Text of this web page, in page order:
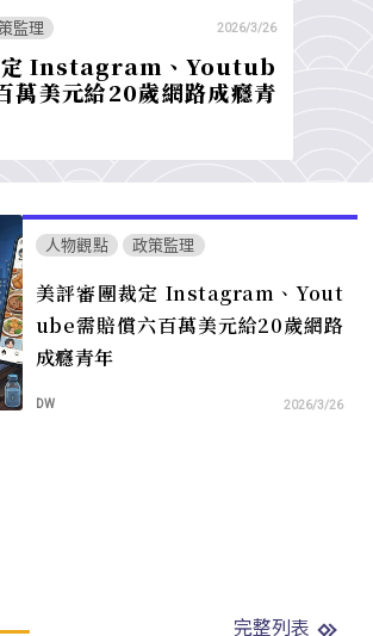
監理 2026/3/26
定 Instagram、Youtub
萬美元給20歲網路成癮青
人物觀點 政策監理
美評審團裁定 Instagram、Yout
ube需賠償六百萬美元給20歲網路
成癮青年
DW 2026/3/26
完整列表